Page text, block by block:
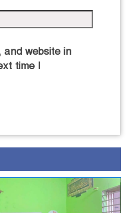
and website in
time I